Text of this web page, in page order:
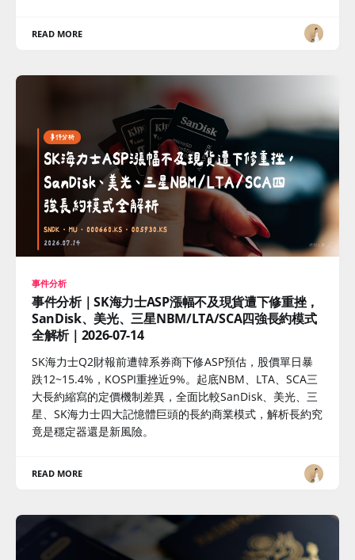
READ MORE
事件分析
事件分析｜SK海力士ASP漲幅不及現貨遭下修重挫，
SanDisk、美光、三星NBM/LTA/SCA四強長約模式
全解析｜2026-07-14
SK海力士Q2財報前遭韓系券商下修ASP預估，股價單日暴
跌12~15.4%，KOSPI重挫近9%。起底NBM、LTA、SCA三
大長約縮寫的定價機制差異，全面比較SanDisk、美光、三
星、SK海力士四大記憶體巨頭的長約商業模式，解析長約究
竟是穩定器還是新風險。
READ MORE